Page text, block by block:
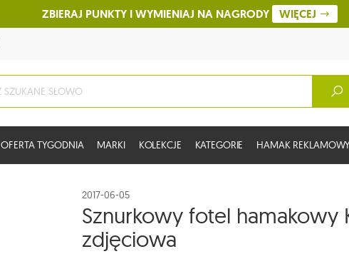
ZBIERAJ PUNKTY I WYMIENIAJ NA NAGRODY WIĘCEJ
OFERTA TYGODNIA MARKI KOLEKCJE KATEGORIE HAMAK REKLAMOWY
2017-06-05
Sznurkowy fotel hamakowy
zdjęciowa